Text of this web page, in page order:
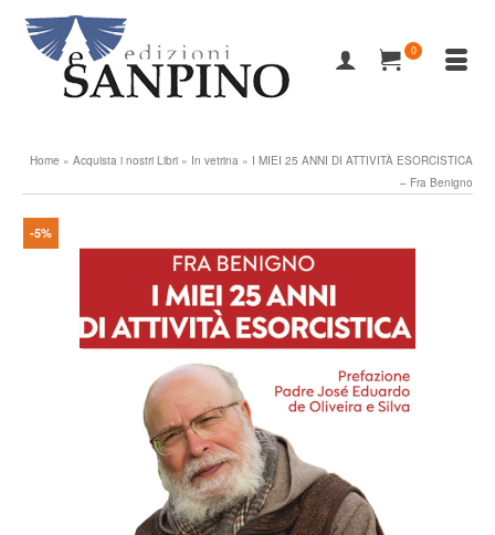
0
Home » Acquista i nostri Libri » In vetrina » I MIEI 25 ANNI DI ATTIVITÀ ESORCISTICA
– Fra Benigno
-5%